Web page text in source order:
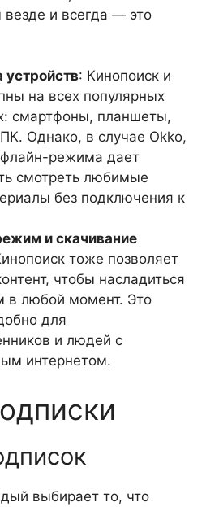
и всегда — это
: Кинопоиск и
на всех популярных
смартфоны, планшеты,
Однако, в случае Okko,
режима дает
смотреть любимые
без подключения к
и скачивание
тоже позволяет
чтобы насладиться
в любой момент. Это
для
и людей с
интернетом.
выбирает то, что